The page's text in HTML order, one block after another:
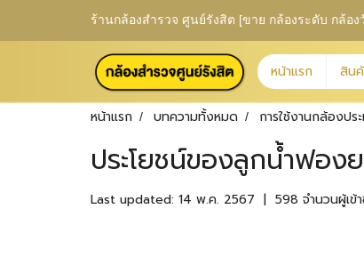
ร้านกล้องสำรวจ ศูนย์รังสิต [ขาย กล้องระดับ กล้อ
หน้าแรก สิน
หน้าแรก บทความทั้งหมด การใช้งานกล้องปร
ประโยชน์ของลูกน้ำฟอง
Last updated: 14 พ.ค. 2567 | 598 จำนวนผู้เข้